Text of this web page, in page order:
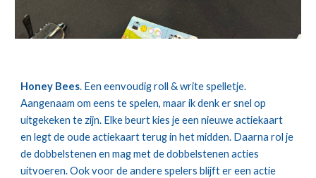
Honey Bees. Een eenvoudig roll & write spelletje.
Aangenaam om eens te spelen, maar ik denk er snel op
uitgekeken te zijn. Elke beurt kies je een nieuwe actiekaart
en legt de oude actiekaart terug in het midden. Daarna rol je
de dobbelstenen en mag met de dobbelstenen acties
uitvoeren. Ook voor de andere spelers blijft er een actie